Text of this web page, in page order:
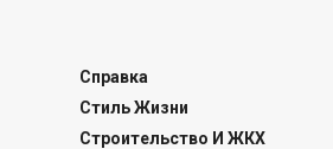
Справка
Стиль Жизни
Строительство И ЖКХ